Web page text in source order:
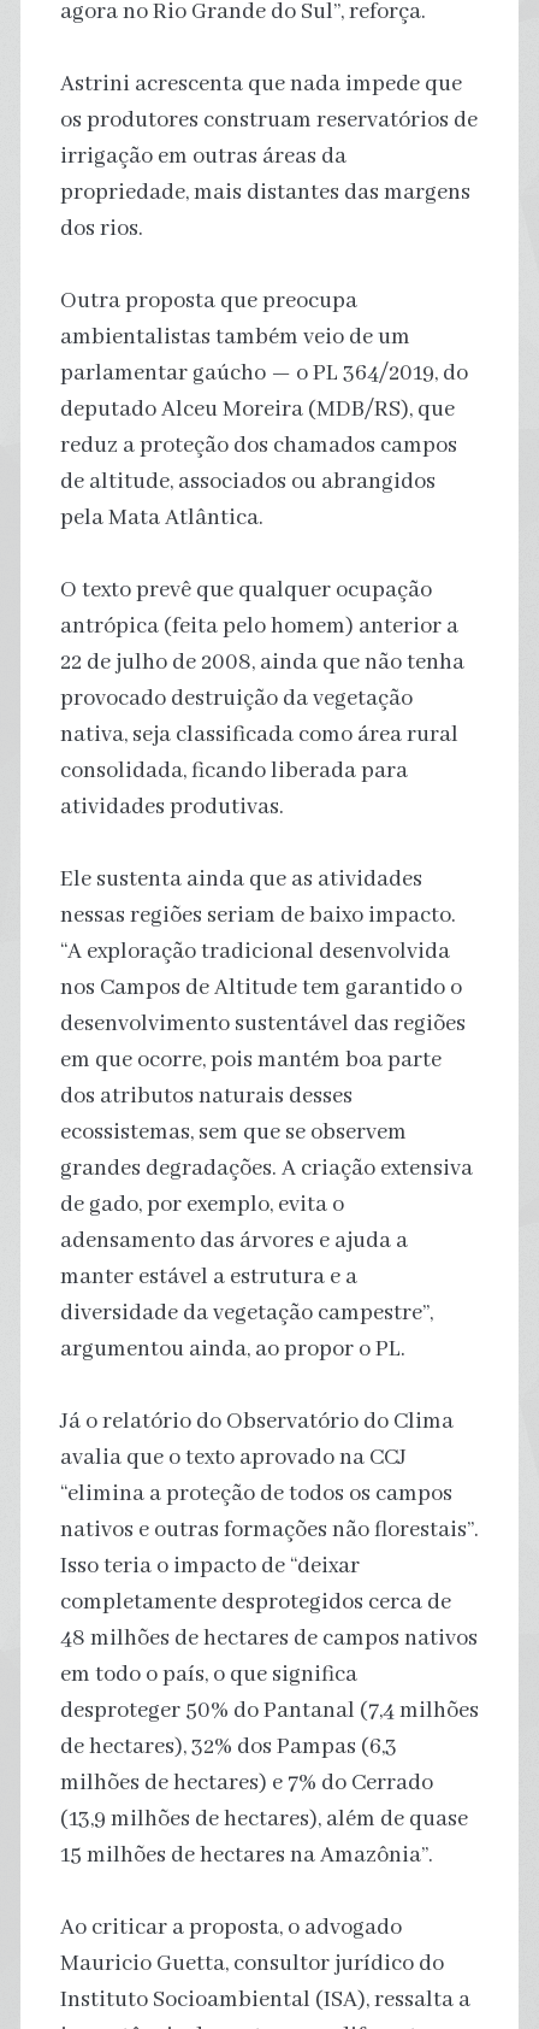
agora no Rio Grande do Sul”, reforça.
Astrini acrescenta que nada impede que
os produtores construam reservatórios de
irrigação em outras áreas da
propriedade, mais distantes das margens
dos rios.
Outra proposta que preocupa
ambientalistas também veio de um
parlamentar gaúcho — o PL 364/2019, do
deputado Alceu Moreira (MDB/RS), que
reduz a proteção dos chamados campos
de altitude, associados ou abrangidos
pela Mata Atlântica.
O texto prevê que qualquer ocupação
antrópica (feita pelo homem) anterior a
22 de julho de 2008, ainda que não tenha
provocado destruição da vegetação
nativa, seja classificada como área rural
consolidada, ficando liberada para
atividades produtivas.
Ele sustenta ainda que as atividades
nessas regiões seriam de baixo impacto.
“A exploração tradicional desenvolvida
nos Campos de Altitude tem garantido o
desenvolvimento sustentável das regiões
em que ocorre, pois mantém boa parte
dos atributos naturais desses
ecossistemas, sem que se observem
grandes degradações. A criação extensiva
de gado, por exemplo, evita o
adensamento das árvores e ajuda a
manter estável a estrutura e a
diversidade da vegetação campestre”,
argumentou ainda, ao propor o PL.
Já o relatório do Observatório do Clima
avalia que o texto aprovado na CCJ
“elimina a proteção de todos os campos
nativos e outras formações não florestais”.
Isso teria o impacto de “deixar
completamente desprotegidos cerca de
48 milhões de hectares de campos nativos
em todo o país, o que significa
desproteger 50% do Pantanal (7,4 milhões
de hectares), 32% dos Pampas (6,3
milhões de hectares) e 7% do Cerrado
(13,9 milhões de hectares), além de quase
15 milhões de hectares na Amazônia”.
Ao criticar a proposta, o advogado
Mauricio Guetta, consultor jurídico do
Instituto Socioambiental (ISA), ressalta a